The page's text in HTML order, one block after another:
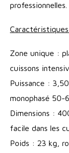
professionnelles.
Zone unique :
cuissons
Puissance :
monophasé 50-
Dimensions :
facile dans les
Poids : 23 kg,